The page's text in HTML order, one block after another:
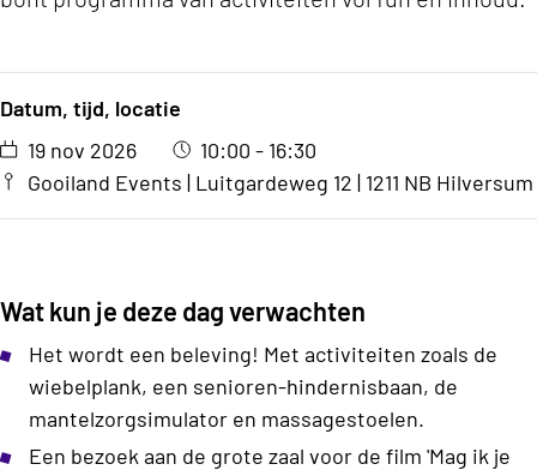
Datum, tijd, locatie
19 nov 2026
10:00 - 16:30
Gooiland Events | Luitgardeweg 12 | 1211 NB Hilversum
Wat kun je deze dag verwachten
Het wordt een beleving! Met activiteiten zoals de
wiebelplank, een senioren-hindernisbaan, de
mantelzorgsimulator en massagestoelen.
Een bezoek aan de grote zaal voor de film 'Mag ik je